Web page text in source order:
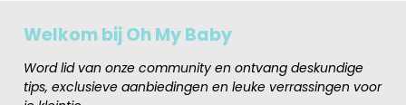
Welkom bij Oh My Baby
Word lid van onze community en ontvang deskundige
tips, exclusieve aanbiedingen en leuke verrassingen voor